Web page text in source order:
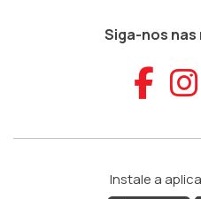
Siga-nos
Instale a